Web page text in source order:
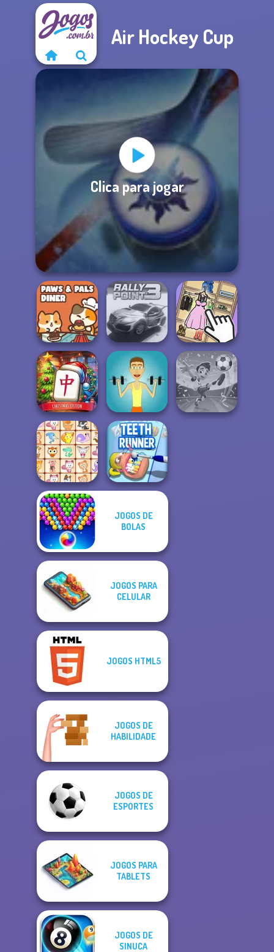
Air Hockey Cup
Clica para jogar
Paws & Pals
Diner
Rally Point 3 Organize It
Mahjong at
Home -
Christmas Ed...
Muscle Clicker
Dream Pet Link
JOGOS DE
BOLAS
JOGOS PARA
CELULAR
JOGOS HTML5
JOGOS DE
HABILIDADE
JOGOS DE
ESPORTES
JOGOS PARA
TABLETS
JOGOS DE
SINUCA